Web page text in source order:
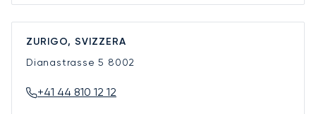
ZURIGO, SVIZZERA
Dianastrasse 5 8002
+41 44 810 12 12